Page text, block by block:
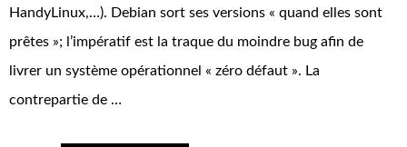
HandyLinux,…). Debian sort ses versions « quand elles sont
prêtes »; l’impératif est la traque du moindre bug afin de
livrer un système opérationnel « zéro défaut ». La
contrepartie de …